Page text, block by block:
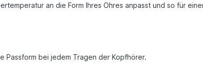
an die Form Ihres Ohres anpasst und so für
Passform bei jedem Tragen der Kopfhörer.